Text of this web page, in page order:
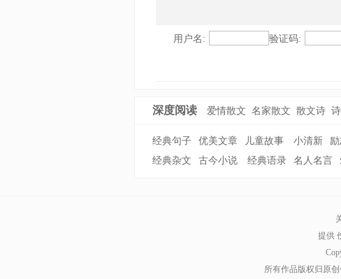
用户名: 验证码:
深度阅读 爱情散文 名家散文 散文诗
经典句子 优美文章 儿童故事 小清新
经典杂文
古今小说 经典语录 名人名言
提供
所有作品版权归原